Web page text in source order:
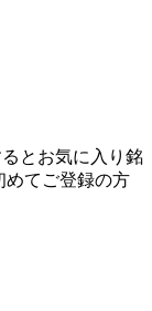
とお気に入り銘
めてご登録の方